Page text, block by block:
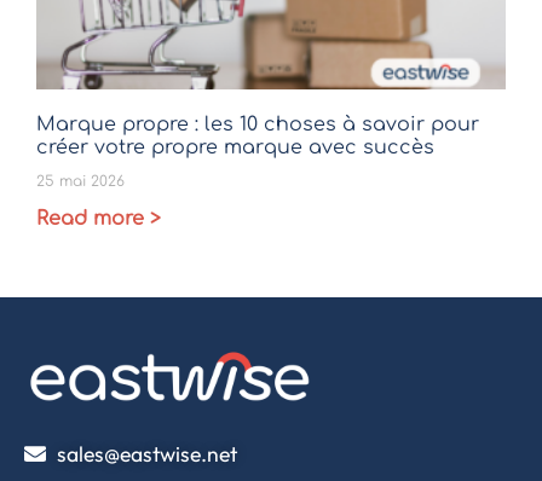
Marque propre : les 10 choses à savoir pour
créer votre propre marque avec succès
25 mai 2026
Read more >
sales@eastwise.net